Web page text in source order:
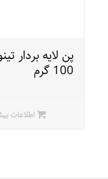
100 گرم
اطلاعات